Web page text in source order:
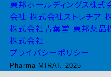
東邦ホールディングス株式
会社 株式会社ストレチア
株式会社青葉堂 東邦薬品
株式会社
プライバシーポリシー
Pharma MIRAI. 2025